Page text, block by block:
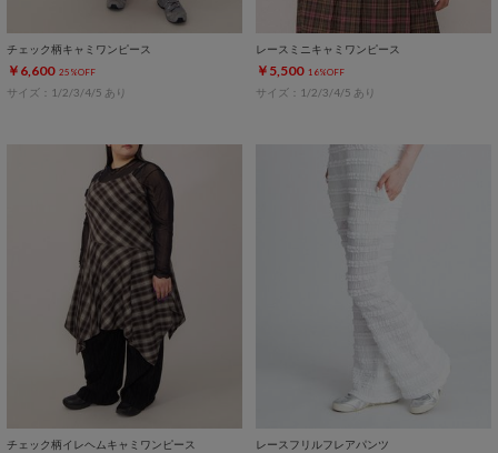
チェック柄キャミワンピース
￥6,600 25%OFF
サイズ：1/2/3/4/5 あり
レースミニキャミワンピース
￥5,500 16%OFF
サイズ：1/2/3/4/5 あり
チェック柄イレヘムキャミワンピース レースフリルフレアパンツ